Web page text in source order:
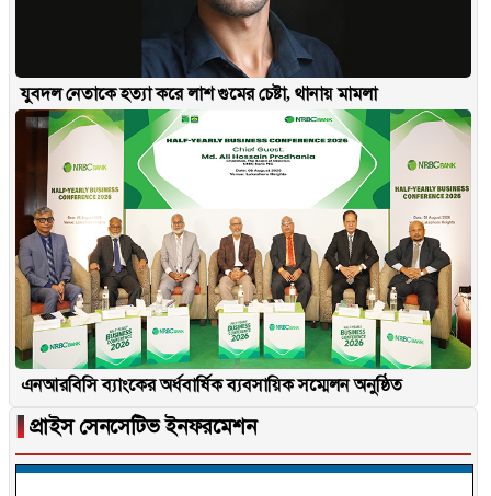
যুবদল নেতাকে হত্যা করে লাশ গুমের চেষ্টা, থানায় মামলা
এনআরবিসি ব্যাংকের অর্ধবার্ষিক ব্যবসায়িক সম্মেলন অনুষ্ঠিত
▐ প্রাইস সেনসেটিভ ইনফরমেশন